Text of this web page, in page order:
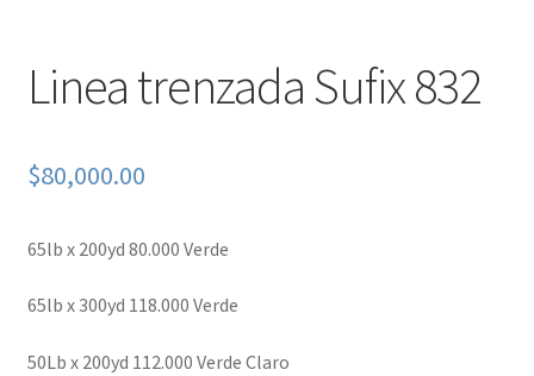
Linea trenzada Sufix 832
$80,000.00
65lb x 200yd 80.000 Verde
65lb x 300yd 118.000 Verde
50Lb x 200yd 112.000 Verde Claro